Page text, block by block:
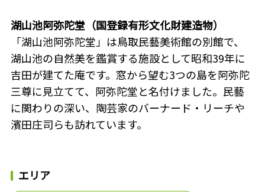
湖山池阿弥陀堂（国登録有形文化財建造物）
「湖山池阿弥陀堂」は鳥取民藝美術館の別館で、
湖山池の自然美を鑑賞する施設として昭和39年に
吉田が建てた庵です。窓から望む3つの島を阿弥陀
三尊に見立てて、阿弥陀堂と名付けました。民藝
に関わりの深い、陶芸家のバーナード・リーチや
濱田庄司らも訪れています。
エリア